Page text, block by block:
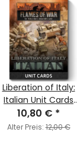
Liberation of Italy:
Italian Unit Cards
(Axis & Allied)
10,80 € *
Alter Preis:12,00 €